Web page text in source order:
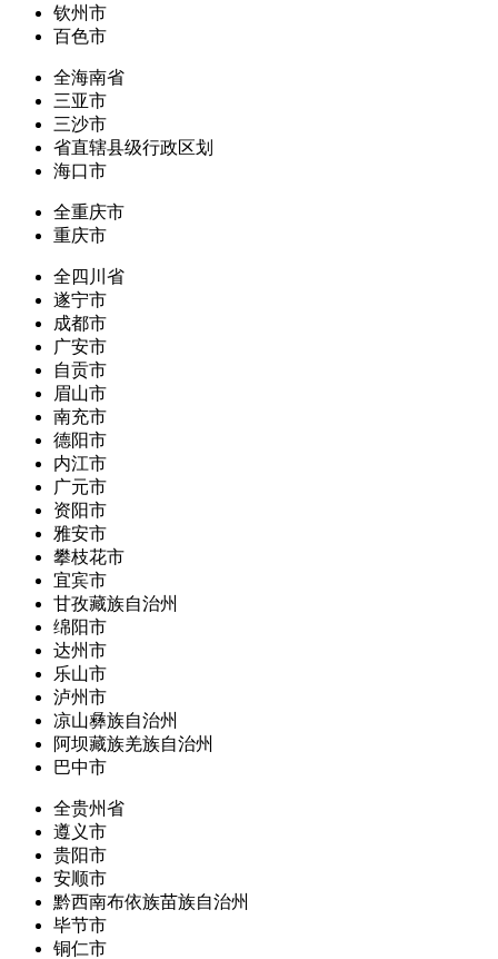
钦州市
百色市
全海南省
三亚市
三沙市
省直辖县级行政区划
海口市
全重庆市
重庆市
全四川省
遂宁市
成都市
广安市
自贡市
眉山市
南充市
德阳市
内江市
广元市
资阳市
雅安市
攀枝花市
宜宾市
甘孜藏族自治州
绵阳市
达州市
乐山市
泸州市
凉山彝族自治州
阿坝藏族羌族自治州
巴中市
全贵州省
遵义市
贵阳市
安顺市
黔西南布依族苗族自治州
毕节市
铜仁市